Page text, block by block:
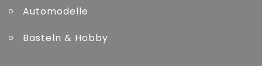
Automodelle
Basteln & Hobby